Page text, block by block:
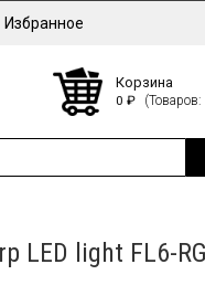
Избранное
Корзина
0 ₽ (Товаров:
LED light FL6-